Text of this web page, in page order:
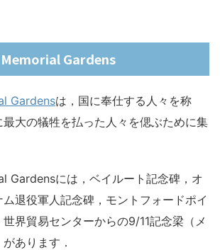
Gardens
Gardensは，国に奉仕する人々を称
最大の犠牲を払った人々を偲ぶために集
Gardensには，ベイルート記念碑，オ
退役軍人記念碑，モントフォードポイ
界貿易センターからの9/11記念梁（メ
あります．